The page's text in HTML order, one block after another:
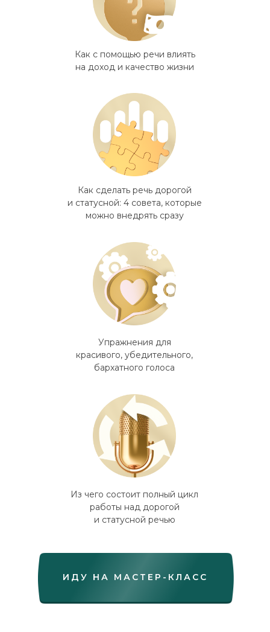
Упражнения для
красивого, убедительного,
бархатного голоса
Как с помощью речи влиять
на доход и качество жизни
Из чего состоит полный цикл
работы над дорогой
и статусной речью
Как сделать речь дорогой
и статусной: 4 совета, которые
можно внедрять сразу
ИДУ НА МАСТЕР-КЛАСС